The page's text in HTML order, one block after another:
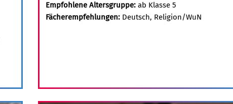
Empfohlene Altersgruppe: ab Klasse 5
Fächerempfehlungen: Deutsch, Religion/WuN